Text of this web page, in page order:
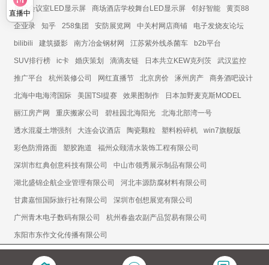
展厅会议室LED显示屏 商场酒店学校舞台LED显示屏 邻好智能 黄页88
企业录 知乎 258集团 安防展览网 中关村网店商铺 电子发烧友论坛
bilibili 建筑摄影 南方冶金钢材网 江苏紫外线杀菌车 b2b平台
SUV排行榜 ic卡 婚庆策划 滴滴友链 日本共立KEW克列茨 武汉监控
推广平台 杭州装修公司 网红直播节 北京房价 涿州房产 商务酒吧设计
北海中电海湾国际 美国TSI提赛 效果图制作 日本加野麦克斯MODEL
丽江房产网 重庆搬家公司 碧桂园北海阳光 北海北部湾一号
透水混凝土增强剂 大连会议酒店 陶瓷颗粒 塑料粉碎机 win7旗舰版
彩色防滑路面 塑胶跑道 福州众颐清水装饰工程有限公司
深圳市红典创意科技有限公司 中山市领秀展示制品有限公司
湖北盛锦企航企业管理有限公司 河北丰源防腐材料有限公司
甘肃嘉恒国际旅行社有限公司 深圳市创想展览有限公司
广州青木电子数码有限公司 杭州春盎农副产品贸易有限公司
东阳市东作文化传播有限公司
直播中